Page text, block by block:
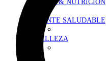
DIETA & NUTRICIÓN
MENTE SALUDABLE
BELLEZA